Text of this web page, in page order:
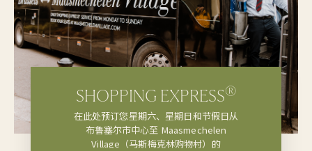
SHOPPING EXPRESS®
在此处预订您星期六、星期日和节假日从
布鲁塞尔市中心至 Maasmechelen
Village（马斯梅克林购物村）的